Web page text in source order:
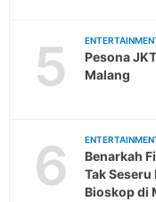
5
Pesona
Malang
6
Benarkah
Tak Seseru
Bioskop di